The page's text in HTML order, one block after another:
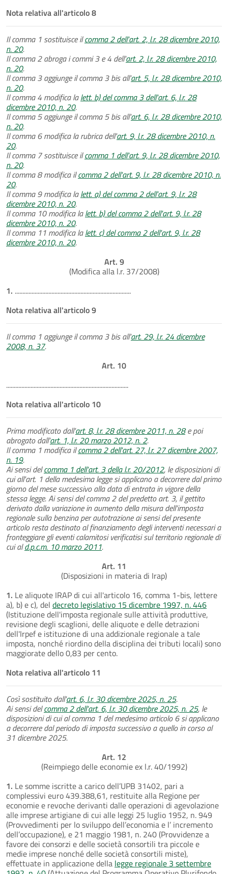
Nota relativa all'articolo 8
Il comma 1 sostituisce ilcomma 2 dell'art. 2, l.r. 28 dicembre 2010,
n. 20.
Il comma 2 abroga i commi 3 e 4 dell'art. 2, l.r. 28 dicembre 2010,
n. 20.
Il comma 3 aggiunge il comma 3 bis all'art. 5, l.r. 28 dicembre 2010,
n. 20.
Il comma 4 modifica lalett. b) del comma 3 dell'art. 6, l.r. 28
dicembre 2010, n. 20.
Il comma 5 aggiunge il comma 5 bis all'art. 6, l.r. 28 dicembre 2010,
n. 20.
Il comma 6 modifica la rubrica dell'art. 9, l.r. 28 dicembre 2010, n.
20.
Il comma 7 sostituisce ilcomma 1 dell'art. 9, l.r. 28 dicembre 2010,
n. 20.
Il comma 8 modifica ilcomma 2 dell'art. 9, l.r. 28 dicembre 2010, n.
20.
Il comma 9 modifica lalett. a) del comma 2 dell'art. 9, l.r. 28
dicembre 2010, n. 20.
Il comma 10 modifica lalett. b) del comma 2 dell'art. 9, l.r. 28
dicembre 2010, n. 20.
Il comma 11 modifica lalett. c) del comma 2 dell'art. 9, l.r. 28
dicembre 2010, n. 20.
Art. 9
(Modifica alla l.r. 37/2008)
1. ............................................................................
Nota relativa all'articolo 9
Il comma 1 aggiunge il comma 3 bis all'art. 29, l.r. 24 dicembre
2008, n. 37.
Art. 10
................................................................................
Nota relativa all'articolo 10
Prima modificato dall'art. 8, l.r. 28 dicembre 2011, n. 28e poi
abrogato dall'art. 1, l.r. 20 marzo 2012, n. 2.
Il comma 1 modifica ilcomma 2 dell'art. 27, l.r. 27 dicembre 2007,
n. 19.
Ai sensi delcomma 1 dell'art. 3 della l.r. 20/2012, le disposizioni di
cui all'art. 1 della medesima legge si applicano a decorrere dal primo
giorno del mese successivo alla data di entrata in vigore della
stessa legge. Ai sensi del comma 2 del predetto art. 3, il gettito
derivato dalla variazione in aumento della misura dell'imposta
regionale sulla benzina per autotrazione ai sensi del presente
articolo resta destinato al finanziamento degli interventi necessari a
fronteggiare gli eventi calamitosi verificatisi sul territorio regionale di
cui ald.p.c.m. 10 marzo 2011.
Art. 11
(Disposizioni in materia di Irap)
1. Le aliquote IRAP di cui all'articolo 16, comma 1-bis, lettere
a), b) e c), del decreto legislativo 15 dicembre 1997, n. 446
(Istituzione dell'imposta regionale sulle attività produttive,
revisione degli scaglioni, delle aliquote e delle detrazioni
dell'Irpef e istituzione di una addizionale regionale a tale
imposta, nonché riordino della disciplina dei tributi locali) sono
maggiorate dello 0,83 per cento.
Nota relativa all'articolo 11
Così sostituito dall'art. 6, l.r. 30 dicembre 2025, n. 25.
Ai sensi delcomma 2 dell'art. 6, l.r. 30 dicembre 2025, n. 25, le
disposizioni di cui al comma 1 del medesimo articolo 6 si applicano
a decorrere dal periodo di imposta successivo a quello in corso al
31 dicembre 2025.
Art. 12
(Reimpiego delle economie ex l.r. 40/1992)
1. Le somme iscritte a carico dell’UPB 31402, pari a
complessivi euro 439.388,61, restituite alla Regione per
economie e revoche derivanti dalle operazioni di agevolazione
alle imprese artigiane di cui alle leggi 25 luglio 1952, n. 949
(Provvedimenti per lo sviluppo dell’economia e l’ incremento
dell’occupazione), e 21 maggio 1981, n. 240 (Provvidenze a
favore dei consorzi e delle società consortili tra piccole e
medie imprese nonché delle società consortili miste),
effettuate in applicazione della legge regionale 3 settembre